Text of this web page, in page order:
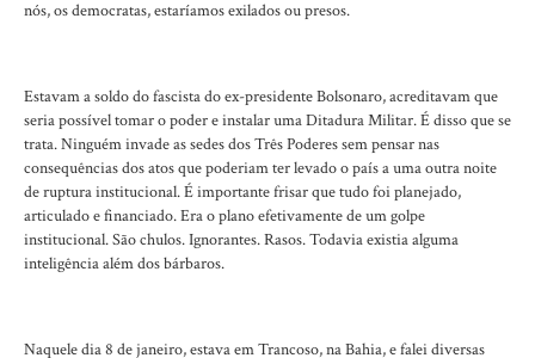
nós, os democratas, estaríamos exilados ou presos.
Estavam a soldo do fascista do ex-presidente Bolsonaro, acreditavam que
seria possível tomar o poder e instalar uma Ditadura Militar. É disso que se
trata. Ninguém invade as sedes dos Três Poderes sem pensar nas
consequências dos atos que poderiam ter levado o país a uma outra noite
de ruptura institucional. É importante frisar que tudo foi planejado,
articulado e financiado. Era o plano efetivamente de um golpe
institucional. São chulos. Ignorantes. Rasos. Todavia existia alguma
inteligência além dos bárbaros.
Naquele dia 8 de janeiro, estava em Trancoso, na Bahia, e falei diversas